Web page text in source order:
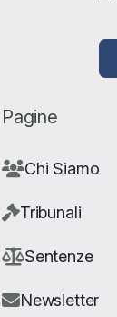
Pagine
Chi Siamo
Tribunali
Sentenze
Newsletter